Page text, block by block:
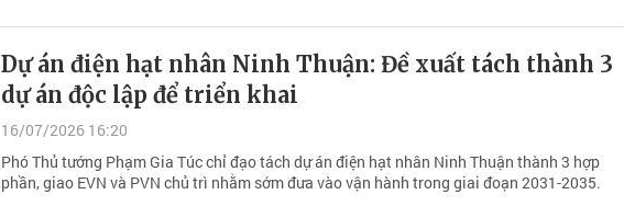
Dự án điện hạt nhân Ninh Thuận: Đề xuất tách thành 3
dự án độc lập để triển khai
16/07/2026 16:20
Phó Thủ tướng Phạm Gia Túc chỉ đạo tách dự án điện hạt nhân Ninh Thuận thành 3 hợp
phần, giao EVN và PVN chủ trì nhằm sớm đưa vào vận hành trong giai đoạn 2031-2035.